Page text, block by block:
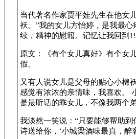
当代著名作家贾平娃先生在他女
袄。”我的女儿方怡婷，是我最
续，精神的慰籍。记忆让我回到
原文：《有个女儿真好》有个女
假。
又有人说女儿是父母的贴心小棉
感觉有浓浓的亲情味，我喜欢。
是最听话的乖女儿，不像我两个
我淡然一笑说：“只要能够帮助
诗送给你，‘小城梁酒味最真，